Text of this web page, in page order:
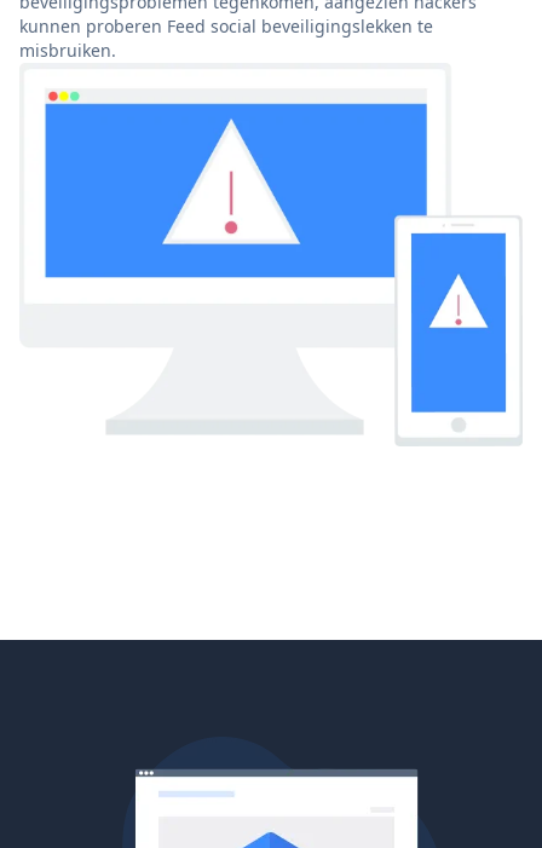
kunnen proberen Feed social beveiligingslekken te
misbruiken.